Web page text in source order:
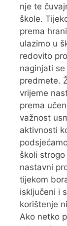
nje te
škole.
prema
ulazimo u
redovito
naginjati
predmete.
vrijeme
prema
važnost
aktivnosti
školi
nastavni
tijekom
isključeni i
korištenje
Ako netko